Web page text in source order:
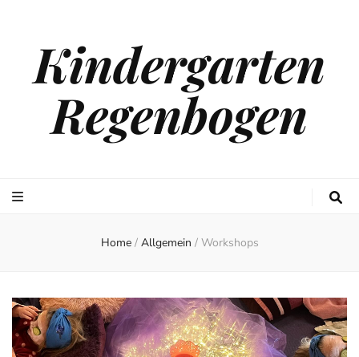
Kindergarten
Regenbogen
Home / Allgemein / Workshops